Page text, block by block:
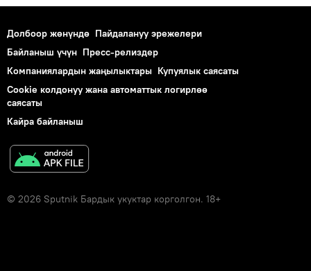
Долбоор жөнүндө Пайдалануу эрежелери
Байланыш үчүн Пресс-релиздер
Компаниялардын жаңылыктары Купуялык саясаты
Cookie колдонуу жана автоматтык логирлөө
саясаты
Кайра байланыш
© 2026 Sputnik Бардык укуктар корголгон. 18+